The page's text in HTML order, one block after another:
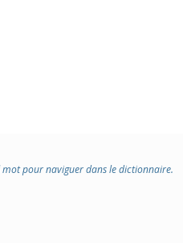
mot pour naviguer dans le dictionnaire.